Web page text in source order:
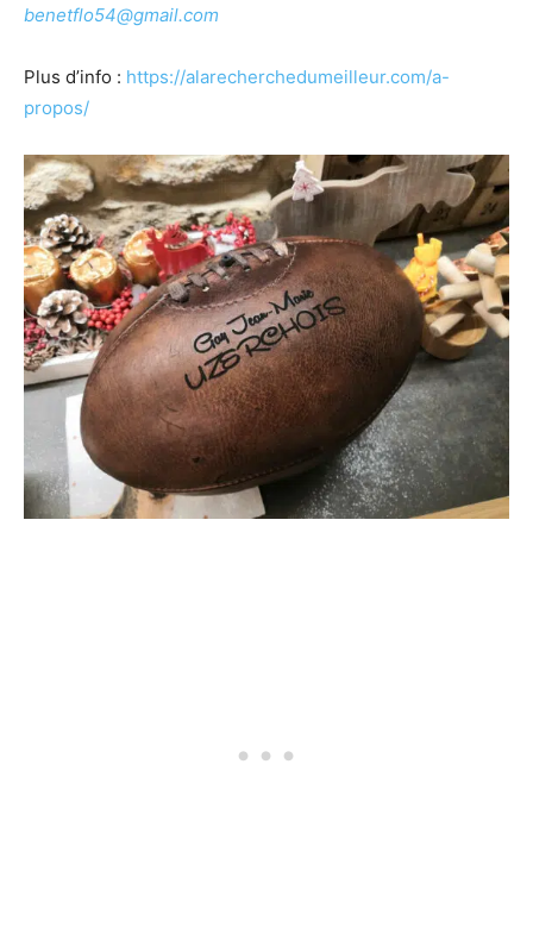
benetflo54@gmail.com
Plus d’info : https://alarecherchedumeilleur.com/a-
propos/